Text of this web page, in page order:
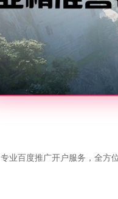
专业百度推广开户服务，全方